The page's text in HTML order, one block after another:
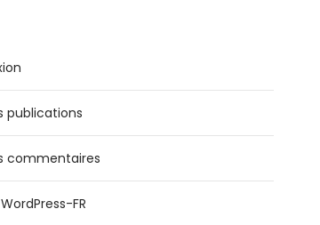
publications
commentaires
FR